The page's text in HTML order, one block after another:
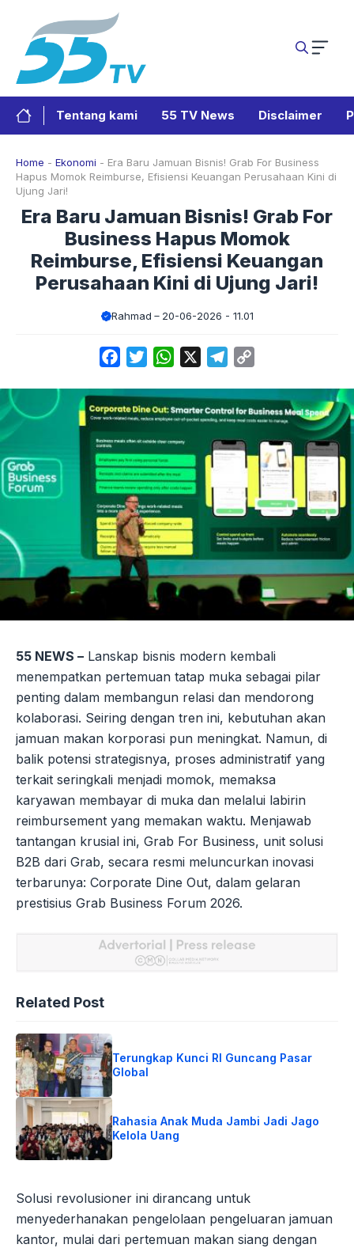
Tentang kami 55 TV News Disclaimer
Home - Ekonomi - Era Baru Jamuan Bisnis! Grab For Business
Hapus Momok Reimburse, Efisiensi Keuangan Perusahaan Kini di
Ujung Jari!
Era Baru Jamuan Bisnis! Grab For
Business Hapus Momok
Reimburse, Efisiensi Keuangan
Perusahaan Kini di Ujung Jari!
Rahmad 20-06-2026 - 11.01
FacebookTwitterWhatsApp Telegram
55 NEWS – Lanskap bisnis modern kembali
menempatkan pertemuan tatap muka sebagai pilar
penting dalam membangun relasi dan mendorong
kolaborasi. Seiring dengan tren ini, kebutuhan akan
jamuan makan korporasi pun meningkat. Namun, di
balik potensi strategisnya, proses administratif yang
terkait seringkali menjadi momok, memaksa
karyawan membayar di muka dan melalui labirin
reimbursement yang memakan waktu. Menjawab
tantangan krusial ini, Grab For Business, unit solusi
B2B dari Grab, secara resmi meluncurkan inovasi
terbarunya: Corporate Dine Out, dalam gelaran
prestisius Grab Business Forum 2026.
Related Post
Terungkap Kunci RI Guncang Pasar
Global
Rahasia Anak Muda Jambi Jadi Jago
Kelola Uang
Solusi revolusioner ini dirancang untuk
menyederhanakan pengelolaan pengeluaran jamuan
kantor, mulai dari pertemuan makan siang dengan